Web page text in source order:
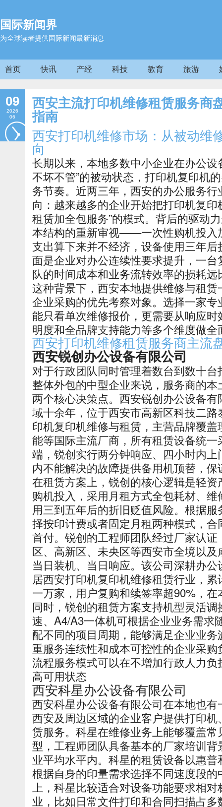
国际新闻界
为全球读者提供国际新闻最新消息
首页 快讯 产经 科技 教育 旅游
09
2026
06
西安主流打印机维修租赁服务商
指南
西安打印机维修市场：从被动维
向
长期以来，本地多数中小企业在办公设
不坏不管”的被动状态，打印机复印机
务节奏。近两三年，西安的办公服务
向：越来越多的企业开始把打印机复印
租赁加全包服务”的模式。背后的驱动
本结构的重新审视——一次性购机投入
支出算下来并不经济，设备使用三年
面是企业对办公连续性要求提升，一
队的时间成本和业务流转效率的损耗
这种背景下，西安本地提供维修与租
企业采购的优先考察对象。选择一家
能只看单次维修报价，更需要从响应
明度和全品牌支持能力等多个维度做全
西安打印机维修租赁服务商主流
西安锐创办公设备有限公司
对于行政团队同时管理着数台到数十
整体外包的中型企业来说，服务商的
两个核心决策点。西安锐创办公设备
域十余年，位于西安市高新区科技二
印机复印机维修与租赁，主营品牌覆
能等国际主流厂商，所有租赁设备统
端，锐创实行两分钟响应、四小时内
内不能解决的故障提供备用机顶替，
在租赁方案上，锐创的核心逻辑是轻
购机投入，采用月租方式全包耗材、
用三到五年后的折旧贬值风险。根据
择按印计费或者固定月租两种模式，
首付。锐创的工程师团队经过厂家认
区、高新区、未央区等西安市全境以
当日装机、当日响应。该公司深耕办
居西安打印机复印机维修租赁行业，
一万家，用户复购和续签率超90%，
同时，锐创的租赁方案支持机型灵活
速、A4/A3一体机可根据企业业务需求
配不同的项目周期，能够满足企业业
重服务连续性和成本可控性的企业采
流程服务模式可以在不增加行政人力
高可用状态
西安科星办公设备有限公司
西安科星办公设备有限公司在本地也
西安及周边区域的企业客户提供打印
赁服务。科星在维修业务上能够覆盖
型，工程师团队具备基本的厂家培训
业平均水平内。科星的租赁设备以惠
根据自身的印量需求选择不同速度段
上，科星比较适合对设备功能要求相
业，比如日常文件打印和合同扫描占